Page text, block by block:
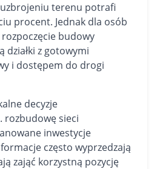
terenu potrafi
procent. Jednak dla osób
budowy
działki z gotowymi
i dostępem do drogi
decyzje
rozbudowę sieci
inwestycje
często wyprzedzają
zająć korzystną pozycję